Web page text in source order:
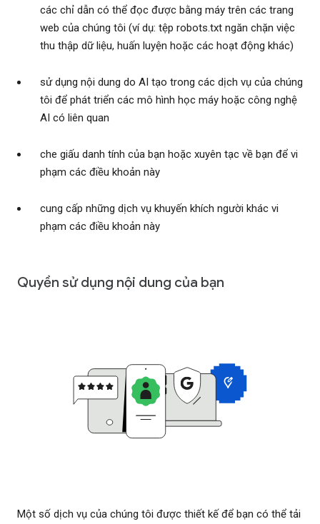
các chỉ dẫn có thể đọc được bằng máy trên các trang
web của chúng tôi (ví dụ: tệp robots.txt ngăn chặn việc
thu thập dữ liệu, huấn luyện hoặc các hoạt động khác)
sử dụng nội dung do AI tạo trong các dịch vụ của chúng
tôi để phát triển các mô hình học máy hoặc công nghệ
AI có liên quan
che giấu danh tính của bạn hoặc xuyên tạc về bạn để vi
phạm các điều khoản này
cung cấp những dịch vụ khuyến khích người khác vi
phạm các điều khoản này
Quyền sử dụng nội dung của bạn
Một số dịch vụ của chúng tôi được thiết kế để bạn có thể tải